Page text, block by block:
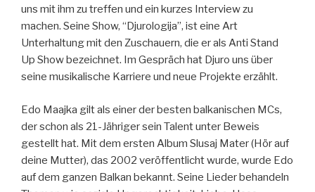
uns mit ihm zu treffen und ein kurzes Interview zu
machen. Seine Show, “Djurologija”, ist eine Art
Unterhaltung mit den Zuschauern, die er als Anti Stand
Up Show bezeichnet. Im Gespräch hat Djuro uns über
seine musikalische Karriere und neue Projekte erzählt.
Edo Maajka gilt als einer der besten balkanischen MCs,
der schon als 21-Jähriger sein Talent unter Beweis
gestellt hat. Mit dem ersten Album Slusaj Mater (Hör auf
deine Mutter), das 2002 veröffentlicht wurde, wurde Edo
auf dem ganzen Balkan bekannt. Seine Lieder behandeln